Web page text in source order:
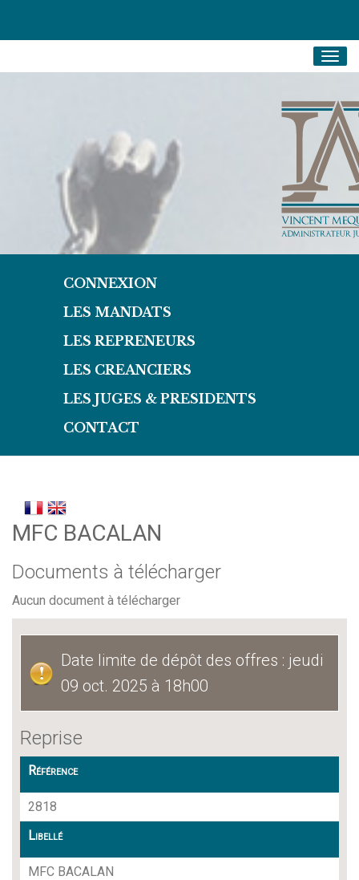
CONNEXION
LES MANDATS
LES REPRENEURS
LES CREANCIERS
LES JUGES & PRESIDENTS
CONTACT
MFC BACALAN
Documents à télécharger
Aucun document à télécharger
Date limite de dépôt des offres : jeudi
09 oct. 2025 à 18h00
Reprise
Référence
2818
Libellé
MFC BACALAN